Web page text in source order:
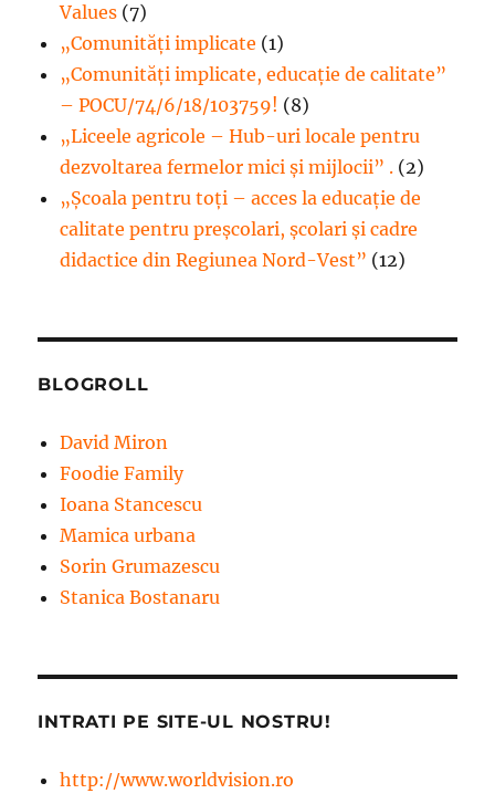
Values (7)
„Comunități implicate (1)
„Comunități implicate, educație de calitate”
– POCU/74/6/18/103759! (8)
„Liceele agricole – Hub-uri locale pentru
dezvoltarea fermelor mici şi mijlocii” . (2)
„Școala pentru toți – acces la educație de
calitate pentru preșcolari, școlari și cadre
didactice din Regiunea Nord-Vest” (12)
BLOGROLL
David Miron
Foodie Family
Ioana Stancescu
Mamica urbana
Sorin Grumazescu
Stanica Bostanaru
INTRATI PE SITE-UL NOSTRU!
http://www.worldvision.ro